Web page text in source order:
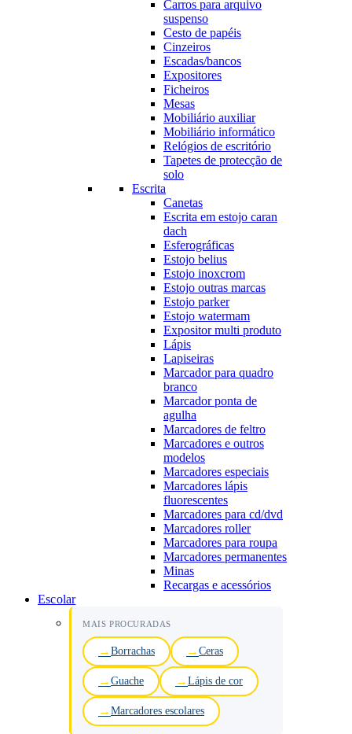
Carros para arquivo
suspenso
Cesto de papéis
Cinzeiros
Escadas/bancos
Expositores
Ficheiros
Mesas
Mobiliário auxiliar
Mobiliário informático
Relógios de escritório
Tapetes de protecção de
solo
Escrita
Canetas
Escrita em estojo caran
dach
Esferográficas
Estojo belius
Estojo inoxcrom
Estojo outras marcas
Estojo parker
Estojo watermam
Expositor multi produto
Lápis
Lapiseiras
Marcador para quadro
branco
Marcador ponta de
agulha
Marcadores de feltro
Marcadores e outros
modelos
Marcadores especiais
Marcadores lápis
fluorescentes
Marcadores para cd/dvd
Marcadores roller
Marcadores para roupa
Marcadores permanentes
Minas
Recargas e acessórios
Escolar
MAIS PROCURADAS
Borrachas Ceras
Guache Lápis de cor
Marcadores escolares